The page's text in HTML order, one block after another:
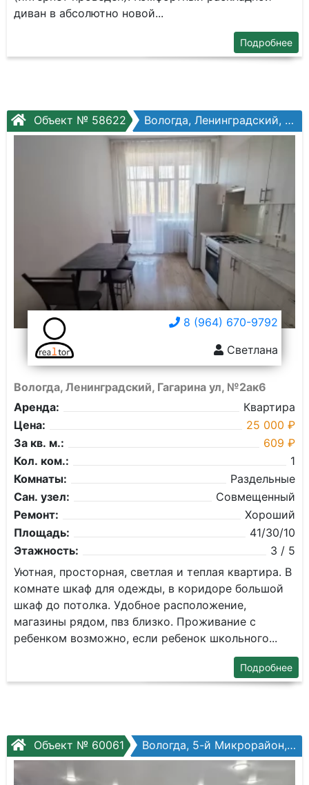
диван в абсолютно новой...
Подробнее
Объект № 58622 Вологда, Ленинградский, Гагарина ул, №2ак6
8 (964) 670-9792
Светлана
Вологда, Ленинградский, Гагарина ул, №2ак6
Аренда:
Квартира
Цена:
25 000 ₽
За кв. м.:
609 ₽
Кол. ком.:
1
Комнаты:
Раздельные
Сан. узел:
Совмещенный
Ремонт:
Хороший
Площадь:
41/30/10
Этажность:
3 / 5
Уютная, просторная, светлая и теплая квартира. В
комнате шкаф для одежды, в коридоре большой
шкаф до потолка. Удобное расположение,
магазины рядом, пвз близко. Проживание с
ребенком возможно, если ребенок школьного...
Подробнее
Объект № 60061 Вологда, 5-й Микрорайон, Архангельская ул, №12